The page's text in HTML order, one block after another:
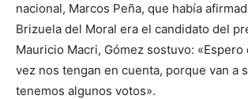
nacional, Marcos Peña, que había
Brizuela del Moral era el candidato del
Mauricio Macri, Gómez sostuvo: «Espero
vez nos tengan en cuenta, porque van a
tenemos algunos votos».